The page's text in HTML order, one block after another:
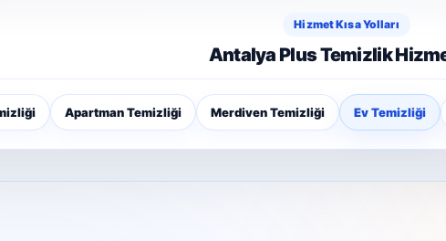
Hizmet Kısa Yolları
Antalya Plus Temizlik
Apartman Temizliği Merdiven Temizliği Ev Temizliği